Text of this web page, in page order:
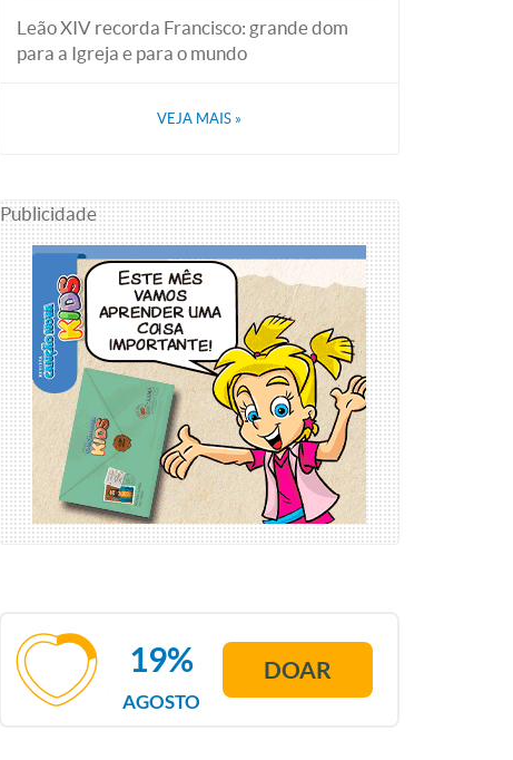
Leão XIV recorda Francisco: grande dom
para a Igreja e para o mundo
VEJA MAIS »
Publicidade
AGOSTO
19% DOAR